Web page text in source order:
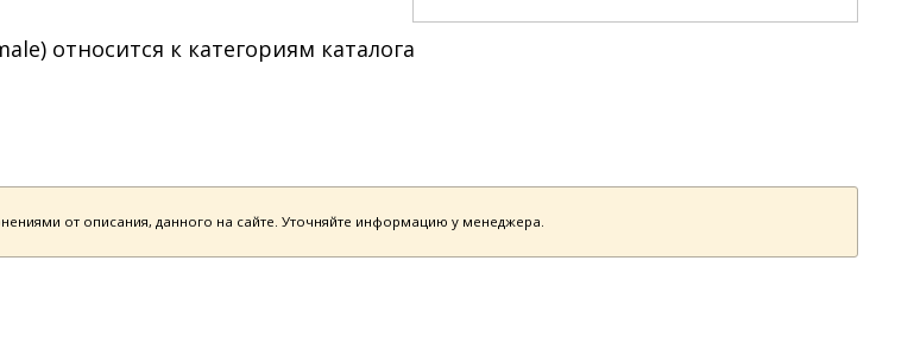
относится к категориям каталога
от описания, данного на сайте. Уточняйте информацию у менеджера.